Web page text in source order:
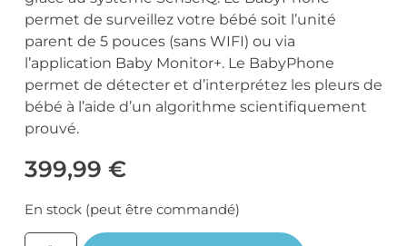
permet de surveillez votre bébé soit l’unité
parent de 5 pouces (sans WIFI) ou via
l’application Baby Monitor+. Le BabyPhone
permet de détecter et d’interprétez les pleurs de
bébé à l’aide d’un algorithme scientifiquement
prouvé.
399,99 €
En stock (peut être commandé)